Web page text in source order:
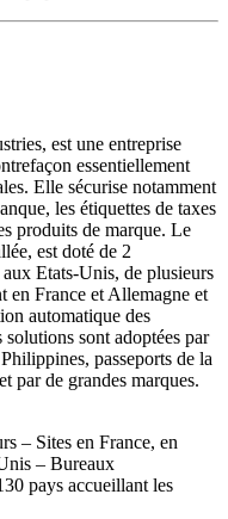
est une entreprise
essentiellement
Elle sécurise notamment
les étiquettes de taxes
produits de marque. Le
est doté de 2
Etats-Unis, de plusieurs
en France et Allemagne et
automatique des
sont adoptées par
passeports de la
par de grandes marques.
– Sites en France, en
– Bureaux
pays accueillant les